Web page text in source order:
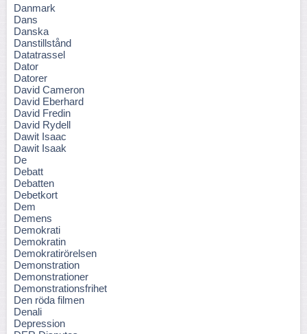
Danmark
Dans
Danska
Danstillstånd
Datatrassel
Dator
Datorer
David Cameron
David Eberhard
David Fredin
David Rydell
Dawit Isaac
Dawit Isaak
De
Debatt
Debatten
Debetkort
Dem
Demens
Demokrati
Demokratin
Demokratirörelsen
Demonstration
Demonstrationer
Demonstrationsfrihet
Den röda filmen
Denali
Depression